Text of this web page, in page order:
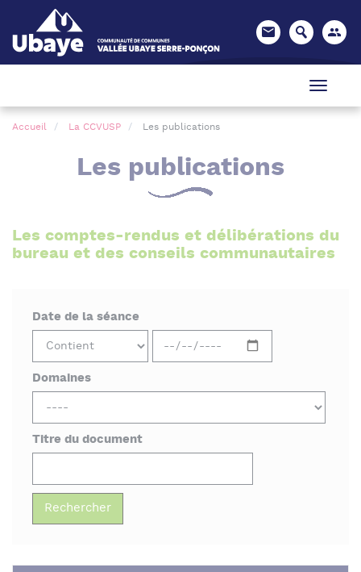
Accueil La CCVUSP Les publications
Les publications
Les comptes-rendus et délibérations du
bureau et des conseils communautaires
Date de la séance
Domaines
Titre du document
Panneau de gestion des cookies